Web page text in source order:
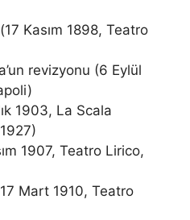
Kasım 1898, Teatro
revizyonu (6 Eylül
1903, La Scala
1907, Teatro Lirico,
Mart 1910, Teatro